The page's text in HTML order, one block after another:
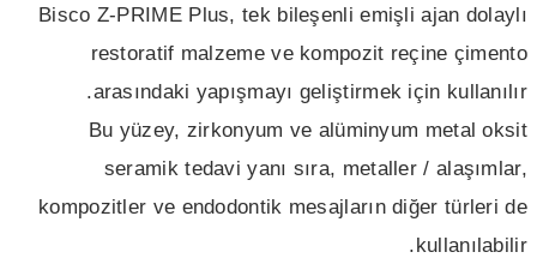
Bisco Z-PRIME Plus, tek bileşenli emişli ajan dolaylı
restoratif malzeme ve kompozit reçine çimento
arasındaki yapışmayı geliştirmek için kullanılır.
Bu yüzey, zirkonyum ve alüminyum metal oksit
seramik tedavi yanı sıra, metaller / alaşımlar,
kompozitler ve endodontik mesajların diğer türleri de
kullanılabilir.